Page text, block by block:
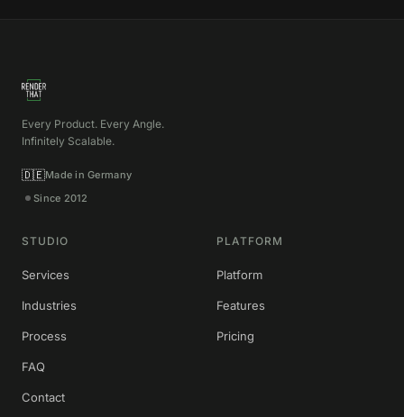
Every Product. Every Angle.
Infinitely Scalable.
🇩🇪Made in Germany
Since 2012
STUDIO
Services
Industries
Process
FAQ
Contact
PLATFORM
Platform
Features
Pricing